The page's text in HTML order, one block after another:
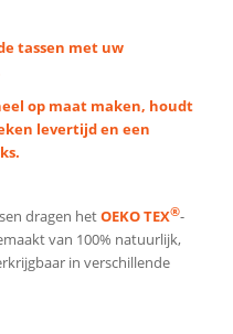
tassen met uw
op maat maken, houdt
levertijd en een
dragen hetOEKO TEX®-
van 100% natuurlijk,
in verschillende